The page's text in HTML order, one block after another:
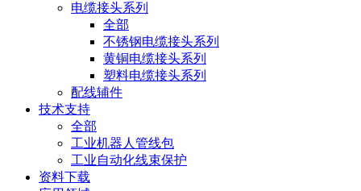
电缆接头系列
全部
不锈钢电缆接头系列
黄铜电缆接头系列
塑料电缆接头系列
配线辅件
技术支持
全部
工业机器人管线包
工业自动化线束保护
资料下载